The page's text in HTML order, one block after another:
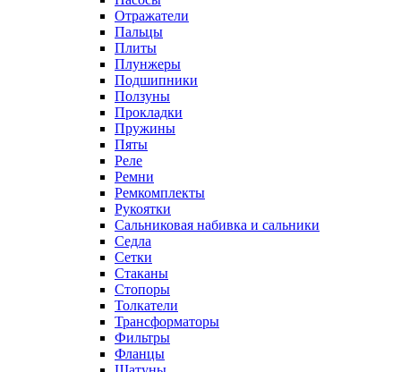
Отражатели
Пальцы
Плиты
Плунжеры
Подшипники
Ползуны
Прокладки
Пружины
Пяты
Реле
Ремни
Ремкомплекты
Рукоятки
Сальниковая набивка и сальники
Седла
Сетки
Стаканы
Стопоры
Толкатели
Трансформаторы
Фильтры
Фланцы